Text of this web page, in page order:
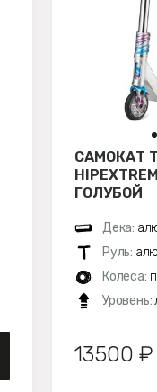
САМОКАТ
ГОЛУБОЙ
Дека:
Руль:
Колеса:
Уровень:
13500 ₽